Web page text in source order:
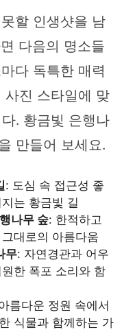
할 인생샷을 남
다음의 명소들
다 독특한 매력
사진 스타일에 맞
. 황금빛 은행나
만들어 보세요.
: 도심 속 접근성 좋
는 황금빛 길
나무 숲: 한적하고
대로의 아름다움
무: 자연경관과 어우
한 폭포 소리와 함
름다운 정원 속에서
식물과 함께하는 가